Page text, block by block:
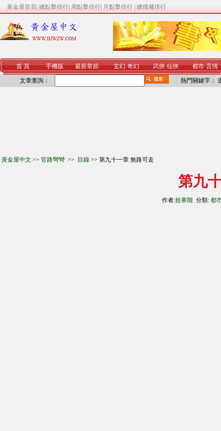
黃金屋首頁 總點擊排行 周點擊排行 月點擊排行 總搜藏排行
首 頁 手機版 最新章節 玄幻·奇幻 武俠·仙俠 都市·言情
文章查詢： 熱門關鍵字：
黃金屋中文 >> 官路彎彎 >> 目錄 >> 第九十一章 無路可走
第九
作者:拾寒階 分類: 都